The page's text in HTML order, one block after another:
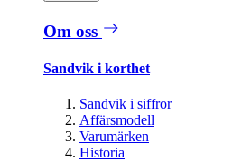
Om oss
Sandvik i korthet
Sandvik i siffror
Affärsmodell
Varumärken
Historia